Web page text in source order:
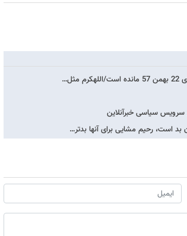
سرویس سیاسی خبرآنلاین
بد است، رحیم مشایی برای آنها بدتر…